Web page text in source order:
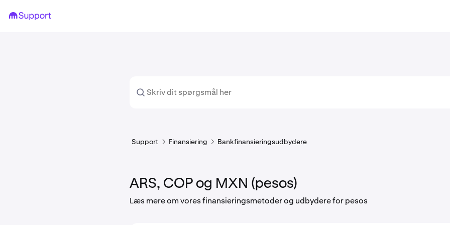
Support Finansiering Bankfinansieringsudbydere
ARS, COP og MXN (pesos)
Læs mere om vores finansieringsmetoder og udbydere for pesos